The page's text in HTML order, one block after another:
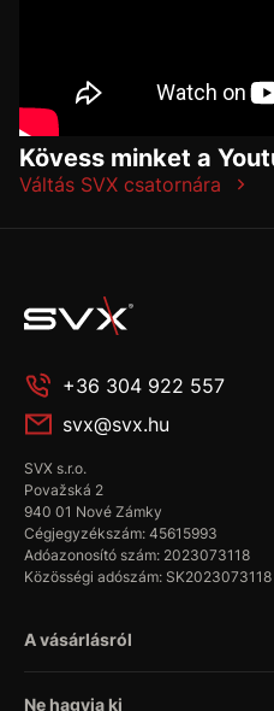
Kövess minket a
Váltás SVX csatornára
+36 304 922 557
svx@svx.hu
SVX s.r.o.
Považská 2
940 01 Nové Zámky
Cégjegyzékszám: 45615993
Adóazonosító szám: 2023073118
Közösségi adószám: SK2023073118
A vásárlásról
Ne hagyja ki